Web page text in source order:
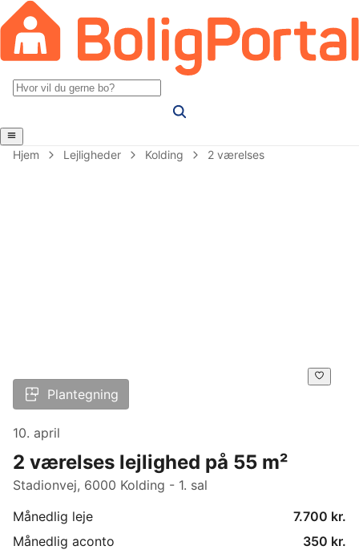
Hjem Lejligheder Kolding 2 værelses
Plantegning
10. april
2 værelses lejlighed på 55 m²
Stadionvej, 6000 Kolding - 1. sal
Månedlig leje
7.700 kr.
Månedlig aconto
350 kr.